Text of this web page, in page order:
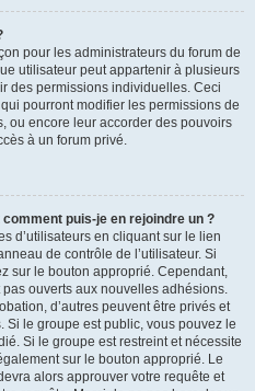
pour les administrateurs du forum de
utilisateur peut appartenir à plusieurs
des permissions individuelles. Ceci
pourront modifier les permissions de
ou encore leur accorder des pouvoirs
à un forum privé.
puis-je en rejoindre un ?
d’utilisateurs en cliquant sur le lien
de contrôle de l’utilisateur. Si
sur le bouton approprié. Cependant,
ouverts aux nouvelles adhésions.
d’autres peuvent être privés et
Si le groupe est public, vous pouvez le
Si le groupe est restreint et nécessite
sur le bouton approprié. Le
alors approuver votre requête et